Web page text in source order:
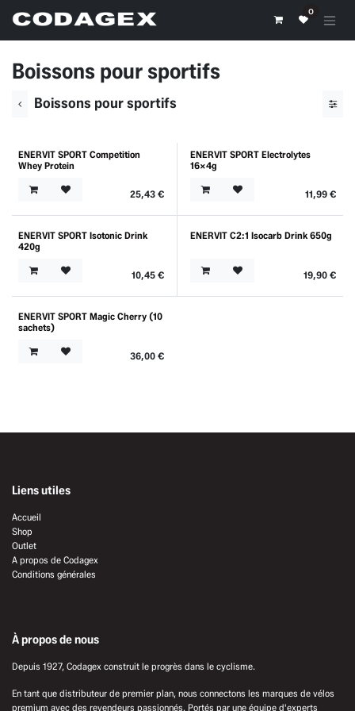
0
Boissons pour sportifs
Boissons pour sportifs
ENERVIT SPORT Competition
Whey Protein
25,43€
ENERVIT SPORT Electrolytes
16x4g
11,99€
ENERVIT SPORT Isotonic Drink
420g
10,45€
ENERVIT C2:1 Isocarb Drink 650g
19,90€
ENERVIT SPORT Magic Cherry (10
sachets)
36,00€
Liens utiles
Accueil
Shop
Outlet
A propos de Codagex
Conditions générales
À propos de nous
Depuis 1927, Codagex construit le progrès dans le cyclisme.
En tant que distributeur de premier plan, nous connectons les marques de vélos
premium avec des revendeurs passionnés. Portés par une équipe d'experts